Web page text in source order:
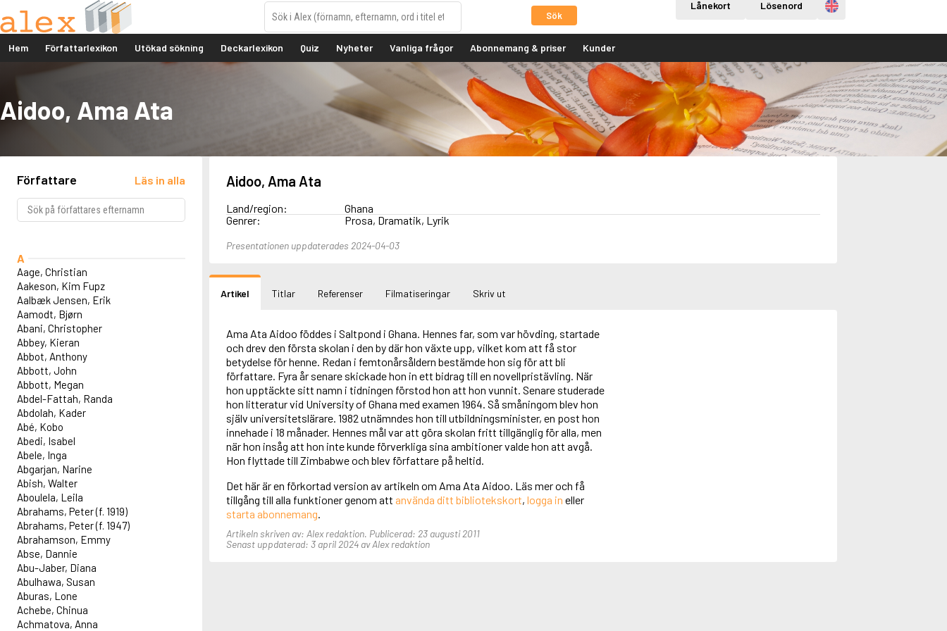
Sök
Lånekort Lösenord Engelska
Hem Författarlexikon Utökad sökning Deckarlexikon Quiz Nyheter Vanliga frågor Abonnemang & priser Kunder
Aidoo, Ama Ata
Författare Läs in alla
A
Aage, Christian
Aakeson, Kim Fupz
Aalbæk Jensen, Erik
Aamodt, Bjørn
Abani, Christopher
Abbey, Kieran
Abbot, Anthony
Abbott, John
Abbott, Megan
Abdel-Fattah, Randa
Abdolah, Kader
Abé, Kobo
Abedi, Isabel
Abele, Inga
Abgarjan, Narine
Abish, Walter
Aboulela, Leila
Abrahams, Peter (f. 1919)
Abrahams, Peter (f. 1947)
Abrahamson, Emmy
Abse, Dannie
Abu-Jaber, Diana
Abulhawa, Susan
Aburas, Lone
Achebe, Chinua
Achmatova, Anna
Aidoo, Ama Ata
Land/region:
Ghana
Genrer:
Prosa, Dramatik, Lyrik
Presentationen uppdaterades 2024-04-03
Artikel Titlar Referenser Filmatiseringar Skriv ut
Ama Ata Aidoo föddes i Saltpond i Ghana. Hennes far, som var hövding, startade
och drev den första skolan i den by där hon växte upp, vilket kom att få stor
betydelse för henne. Redan i femtonårsåldern bestämde hon sig för att bli
författare. Fyra år senare skickade hon in ett bidrag till en novellpristävling. När
hon upptäckte sitt namn i tidningen förstod hon att hon vunnit. Senare studerade
hon litteratur vid University of Ghana med examen 1964. Så småningom blev hon
själv universitetslärare. 1982 utnämndes hon till utbildningsminister, en post hon
innehade i 18 månader. Hennes mål var att göra skolan fritt tillgänglig för alla, men
när hon insåg att hon inte kunde förverkliga sina ambitioner valde hon att avgå.
Hon flyttade till Zimbabwe och blev författare på heltid.
Det här är en förkortad version av artikeln om Ama Ata Aidoo. Läs mer och få
tillgång till alla funktioner genom att använda ditt bibliotekskort, logga in eller
starta abonnemang.
Artikeln skriven av: Alex redaktion. Publicerad: 23 augusti 2011
Senast uppdaterad: 3 april 2024 av Alex redaktion